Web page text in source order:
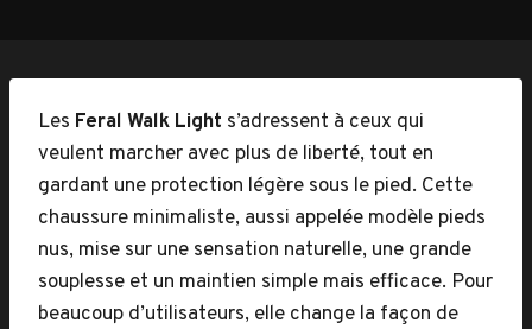
Les Feral Walk Light s’adressent à ceux qui
veulent marcher avec plus de liberté, tout en
gardant une protection légère sous le pied. Cette
chaussure minimaliste, aussi appelée modèle pieds
nus, mise sur une sensation naturelle, une grande
souplesse et un maintien simple mais efficace. Pour
beaucoup d’utilisateurs, elle change la façon de